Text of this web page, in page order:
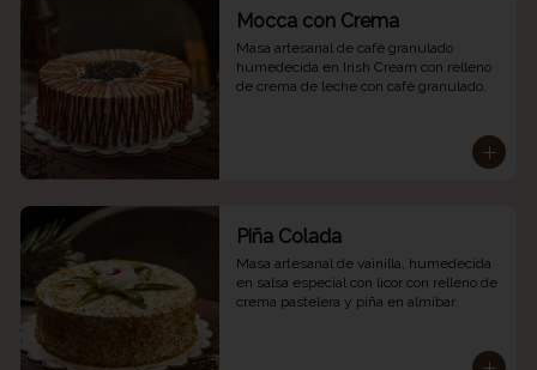
Mocca con Crema
Masa artesanal de café granulado
humedecida en Irish Cream con relleno
de crema de leche con café granulado.
Piña Colada
Masa artesanal de vainilla, humedecida
en salsa especial con licor con relleno de
crema pastelera y piña en almíbar.